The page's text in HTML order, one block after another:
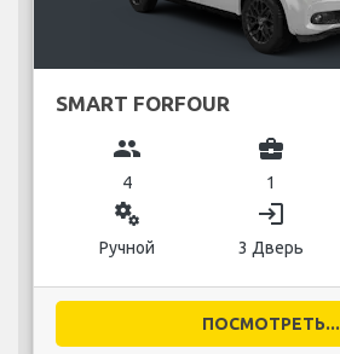
SMART FORFOUR
group
4
business_center
1
miscellaneous_services
Ручной
login
3 Дверь
ПОСМОТРЕТЬ...